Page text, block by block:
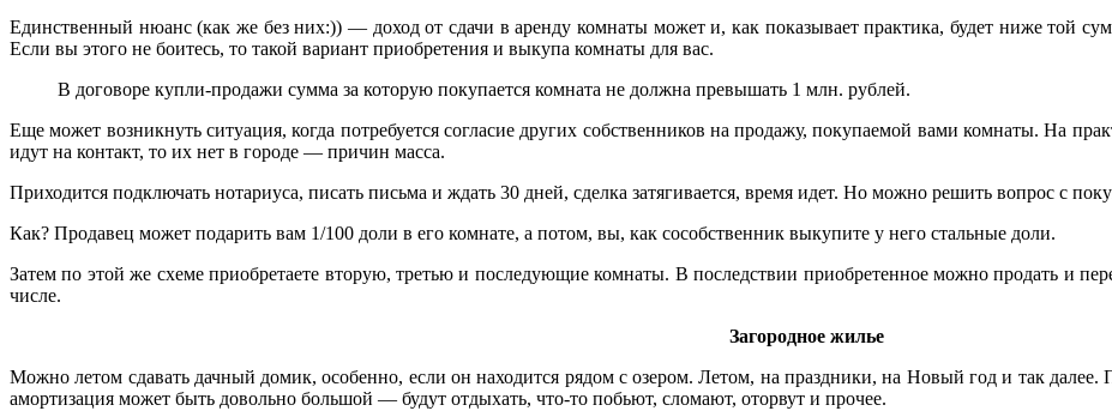
Единственный нюанс (как же без них:)) — доход от сдачи в аренду комнаты может и, как показывает практика, будет ниже той
Если вы этого не боитесь, то такой вариант приобретения и выкупа комнаты для вас.
В договоре купли-продажи сумма за которую покупается комната не должна превышать 1 млн. рублей.
Еще может возникнуть ситуация, когда потребуется согласие других собственников на продажу, покупаемой вами комнаты. На
идут на контакт, то их нет в городе — причин масса.
Приходится подключать нотариуса, писать письма и ждать 30 дней, сделка затягивается, время идет. Но можно решить вопрос с
Как? Продавец может подарить вам 1/100 доли в его комнате, а потом, вы, как сособственник выкупите у него стальные доли.
Затем по этой же схеме приобретаете вторую, третью и последующие комнаты. В последствии приобретенное можно продать и
числе.
Загородное жилье
Можно летом сдавать дачный домик, особенно, если он находится рядом с озером. Летом, на праздники, на Новый год и так далее.
амортизация может быть довольно большой — будут отдыхать, что-то побьют, сломают, оторвут и прочее.